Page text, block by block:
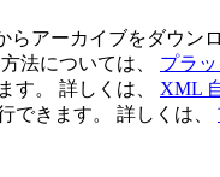
らアーカイブをダウン
法については、 プラ
す。 詳しくは、 XML
できます。 詳しくは、